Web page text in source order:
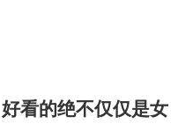
看的绝不仅仅是女